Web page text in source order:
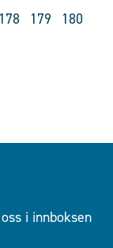
178 179
180
i innboksen